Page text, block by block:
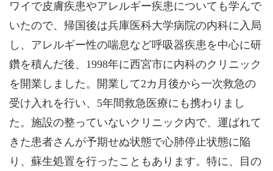
ワイで皮膚疾患やアレルギー疾患についても学んで
いたので、帰国後は兵庫医科大学病院の内科に入局
し、アレルギー性の喘息など呼吸器疾患を中心に研
鑽を積んだ後、1998年に西宮市に内科のクリニック
を開業しました。開業して2カ月後から一次救急の
受け入れを行い、5年間救急医療にも携わりまし
た。施設の整っていないクリニック内で、運ばれて
きた患者さんが予期せぬ状態で心肺停止状態に陥
り、蘇生処置を行ったこともあります。特に、目の